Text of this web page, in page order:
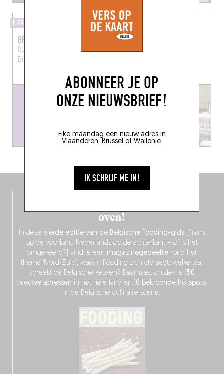
ABONNEER JE OP
ONZE NIEUWSBRIEF!
Elke maandag een nieuw adres in
Vlaanderen, Brussel of Wallonië.
IK SCHRIJF ME IN!
BIERCAFÉ
BRUSSELS BEER PROJECT
Rue Antoine Dansaert 188
Bruxelles (1000)
OM TE DELEN
MAGUIE
Rue de l'Hôtel des
oven!
In deze vierde editie van de Belgische Fooding-gids (Frans
op de voorkant, Nederlands op de achterkant – of is het
omgekeerd?) vind je een magazinegedeelte rond het
thema ‘Nord-Zuid’, waarin Fooding zich afvraagt: welke taal
spreekt de Belgische keuken? Daarnaast ontdek je 150
nieuwe adressen in het hele land en 10 bekroonde hotspots
in de Belgische culinaire scene.